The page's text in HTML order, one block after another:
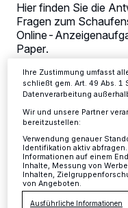
Hier finden Sie die
Fragen zum
Online-
Paper.
dieses Menü jederzeit
ändern oder Ihre
Einstellungen oder
Ihre Einstellungen gelten
Informationen finden Sie in
Ihre Zustimmung umfasst
schließt gem. Art. 49 Abs. 1
Datenverarbeitung
Wir und unsere Partner
bereitzustellen:
Verwendung genauer
Identifikation aktiv
Informationen auf einem
Inhalte, Messung von
Inhalten,
von Angeboten.
Ausführliche Informationen